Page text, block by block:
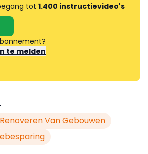
tot 1.400 instructievideo's
te melden
Renoveren Van Gebouwen